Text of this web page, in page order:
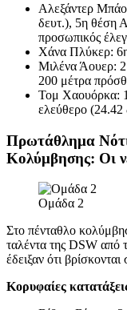
Αλεξάντερ
δευτ.), 5η θέση
προσωπικός
Χάνα Πλύκερ:
Μιλένα Άουερ: 2
200 μέτρα
Τομ Χαουόρκα:
ελεύθερο (24.42
Πρωτάθλημα
Κολύμβησης: Οι
Ομάδα 2
Στο πένταθλο
ταλέντα της DSW από
έδειξαν ότι
Κορυφαίες